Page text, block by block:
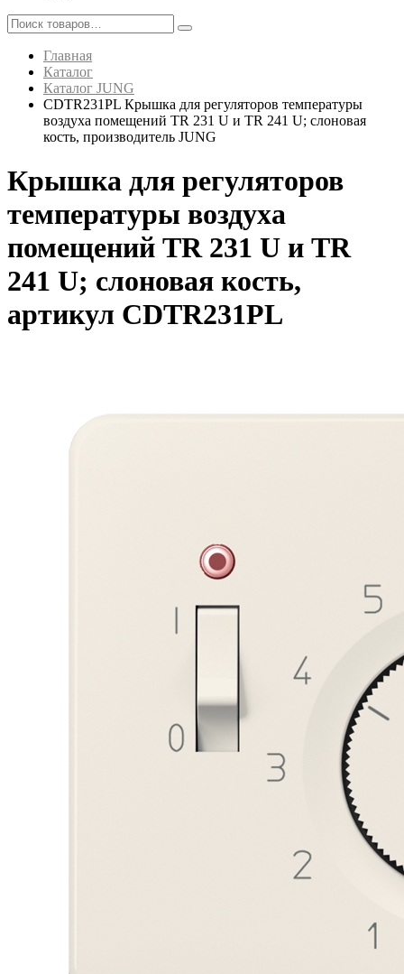
Главная
Каталог
Каталог JUNG
CDTR231PL Крышка для регуляторов температуры
воздуха помещений TR 231 U и TR 241 U; слоновая
кость, производитель JUNG
Крышка для регуляторов
температуры воздуха
помещений TR 231 U и TR
241 U; слоновая кость,
артикул CDTR231PL